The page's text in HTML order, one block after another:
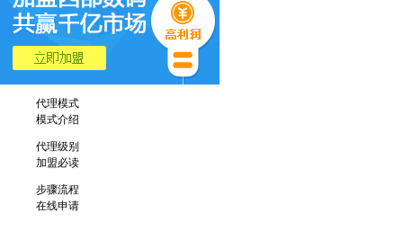
代理模式
模式介绍
代理级别
加盟必读
步骤流程
在线申请